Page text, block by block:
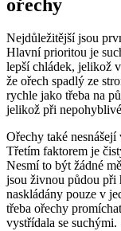
ořechy
Nejdůležitější jsou
Hlavní prioritou je
lepší chládek, jelikož
že ořech spadlý ze
rychle jako třeba na
jelikož při
Ořechy také
Třetím faktorem je
Nesmí to být žádné
jsou živnou půdou při
naskládány pouze v
třeba ořechy
vystřídala se suchými.